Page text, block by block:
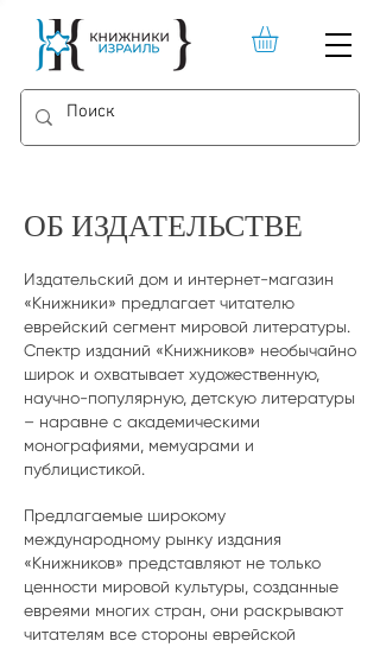
ОБ ИЗДАТЕЛЬСТВЕ
Издательский дом и интернет-магазин
«Книжники» предлагает читателю
еврейский сегмент мировой литературы.
Спектр изданий «Книжников» необычайно
широк и охватывает художественную,
научно-популярную, детскую литературы
– наравне с академическими
монографиями, мемуарами и
публицистикой.
Предлагаемые широкому
международному рынку издания
«Книжников» представляют не только
ценности мировой культуры, созданные
евреями многих стран, они раскрывают
читателям все стороны еврейской